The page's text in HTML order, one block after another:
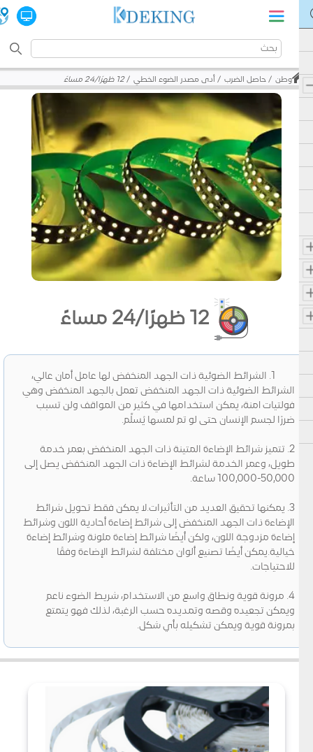
وطن حاصل الضرب أدى مصدر الضوء الخطي 12 ظهرًا/24 مساءً
12 ظهرًا/24 مساءً
1. الشرائط الضوئية ذات الجهد المنخفض لها عامل أمان عالي،
الشرائط الضوئية ذات الجهد المنخفض تعمل بالجهد المنخفض وهي
فولتيات آمنة، يمكن استخدامها في كثير من المواقف ولن تسبب
ضررًا لجسم الإنسان حتى لو تم لمسها يُسلِّم.
2. تتميز شرائط الإضاءة المتينة ذات الجهد المنخفض بعمر خدمة
طويل، وعمر الخدمة لشرائط الإضاءة ذات الجهد المنخفض يصل إلى
50,000-100,000 ساعة.
3. يمكنها تحقيق العديد من التأثيرات.لا يمكن فقط تحويل شرائط
الإضاءة ذات الجهد المنخفض إلى شرائط إضاءة أحادية اللون وشرائط
إضاءة مزدوجة اللون، ولكن أيضًا شرائط إضاءة ملونة وشرائط إضاءة
خيالية.يمكن أيضًا تصنيع ألوان مختلفة لشرائط الإضاءة وفقًا
للاحتياجات.
4. مرونة قوية ونطاق واسع من الاستخدام، شريط الضوء ناعم
ويمكن تجعيده وقصه وتمديده حسب الرغبة، لذلك فهو يتمتع
بمرونة قوية ويمكن تشكيله بأي شكل.